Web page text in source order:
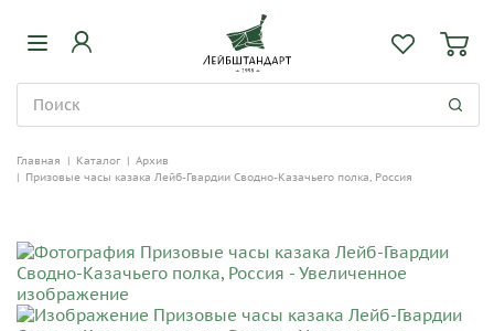
Главная | Каталог | Архив
| Призовые часы казака Лейб-Гвардии Сводно-Казачьего полка, Россия